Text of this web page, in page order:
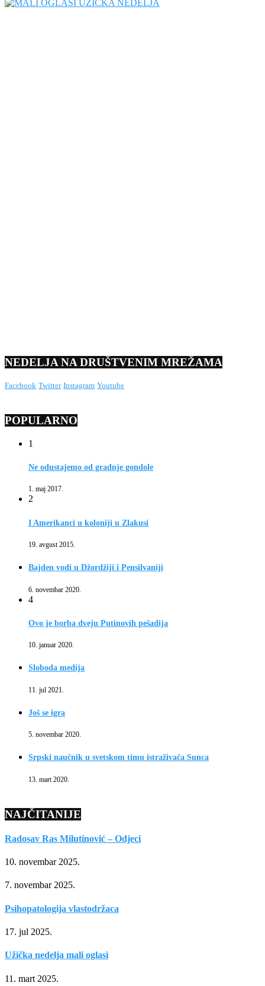
NEDELJA NA DRUŠTVENIM MREŽAMA
Facebook Twitter Instagram Youtube
POPULARNO
1
Ne odustajemo od gradnje gondole
1. maj 2017.
2
I Amerikanci u koloniji u Zlakusi
19. avgust 2015.
Bajden vodi u Džordžiji i Pensilvaniji
6. novembar 2020.
4
Ovo je borba dveju Putinovih pešadija
10. januar 2020.
Sloboda medija
11. jul 2021.
Još se igra
5. novembar 2020.
Srpski naučnik u svetskom timu istraživača Sunca
13. mart 2020.
NAJČITANIJE
Radosav Ras Milutinović – Odjeci
10. novembar 2025.
7. novembar 2025.
Psihopatologija vlastodržaca
17. jul 2025.
Užička nedelja mali oglasi
11. mart 2025.